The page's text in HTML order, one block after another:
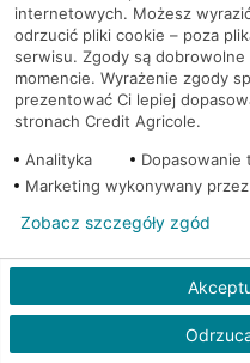
Kraków, ul.
Kraków, ul.
Kraków, ul.
Kraków, ul.
Kraków, ul. Zakopiańska
internetowych. Możesz
odrzucić pliki cookie – poza
serwisu. Zgody są
momencie. Wyrażenie zgody
prezentować Ci lepiej
stronach Credit Agricole.
Analityka
Marketing wykonywany
Zobacz szczegóły zgód